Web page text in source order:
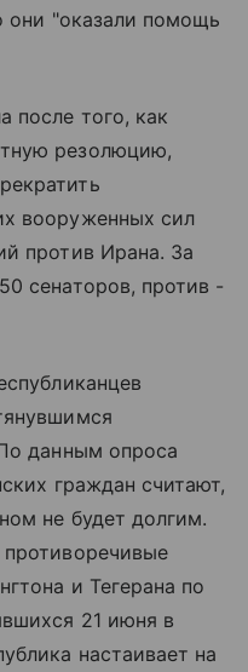
они "оказали помощь
после того, как
резолюцию,
вооруженных сил
против Ирана. За
сенаторов, против -
данным опроса
граждан считают,
не будет долгим.
и Тегерана по
21 июня в
настаивает на